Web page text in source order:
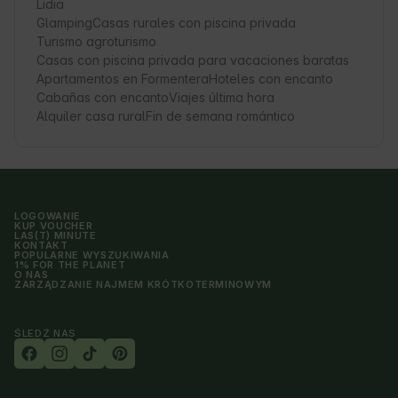
Lidia
GlampingCasas rurales con piscina privada
Turismo agroturismo
Casas con piscina privada para vacaciones baratas
Apartamentos en FormenteraHoteles con encanto
Cabañas con encantoViajes última hora
Alquiler casa ruralFin de semana romántico
LOGOWANIE
KUP VOUCHER
LAS(T) MINUTE
KONTAKT
POPULARNE WYSZUKIWANIA
1% FOR THE PLANET
O NAS
ZARZĄDZANIE NAJMEM KRÓTKOTERMINOWYM
ŚLEDŹ NAS